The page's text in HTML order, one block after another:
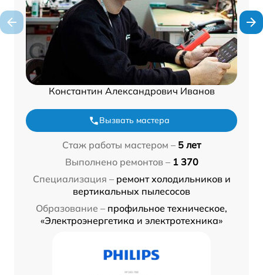
Константин Александрович Иванов
Вызвать мастера
Стаж работы мастером – 5 лет
Выполнено ремонтов – 1 370
Специализация – ремонт холодильников и
вертикальных пылесосов
Образование – профильное техническое,
«Электроэнергетика и электротехника»